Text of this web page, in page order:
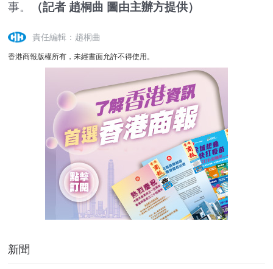
事。
（記者 趙桐曲 圖由主辦方提供）
責任編輯：趙桐曲
香港商報版權所有，未經書面允許不得使用。
新聞